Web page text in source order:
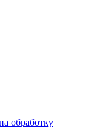
обработку